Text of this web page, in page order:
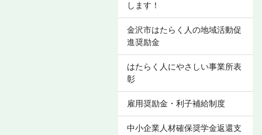
します！
金沢市はたらく人の地域活動促
進奨励金
はたらく人にやさしい事業所表
彰
雇用奨励金・利子補給制度
中小企業人材確保奨学金返還支